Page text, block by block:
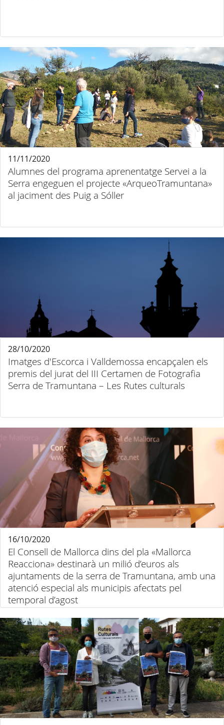
Alumnes del programa aprenentatge Servei a la
Serra engeguen el projecte «ArqueoTramuntana»
al jaciment des Puig a Sóller
11/11/2020
Imatges d'Escorca i Valldemossa encapçalen els
premis del jurat del III Certamen de Fotografia
Serra de Tramuntana – Les Rutes culturals
28/10/2020
El Consell de Mallorca dins del pla «Mallorca
Reacciona» destinarà un milió d’euros als
ajuntaments de la serra de Tramuntana, amb una
atenció especial als municipis afectats pel
temporal d’agost
16/10/2020